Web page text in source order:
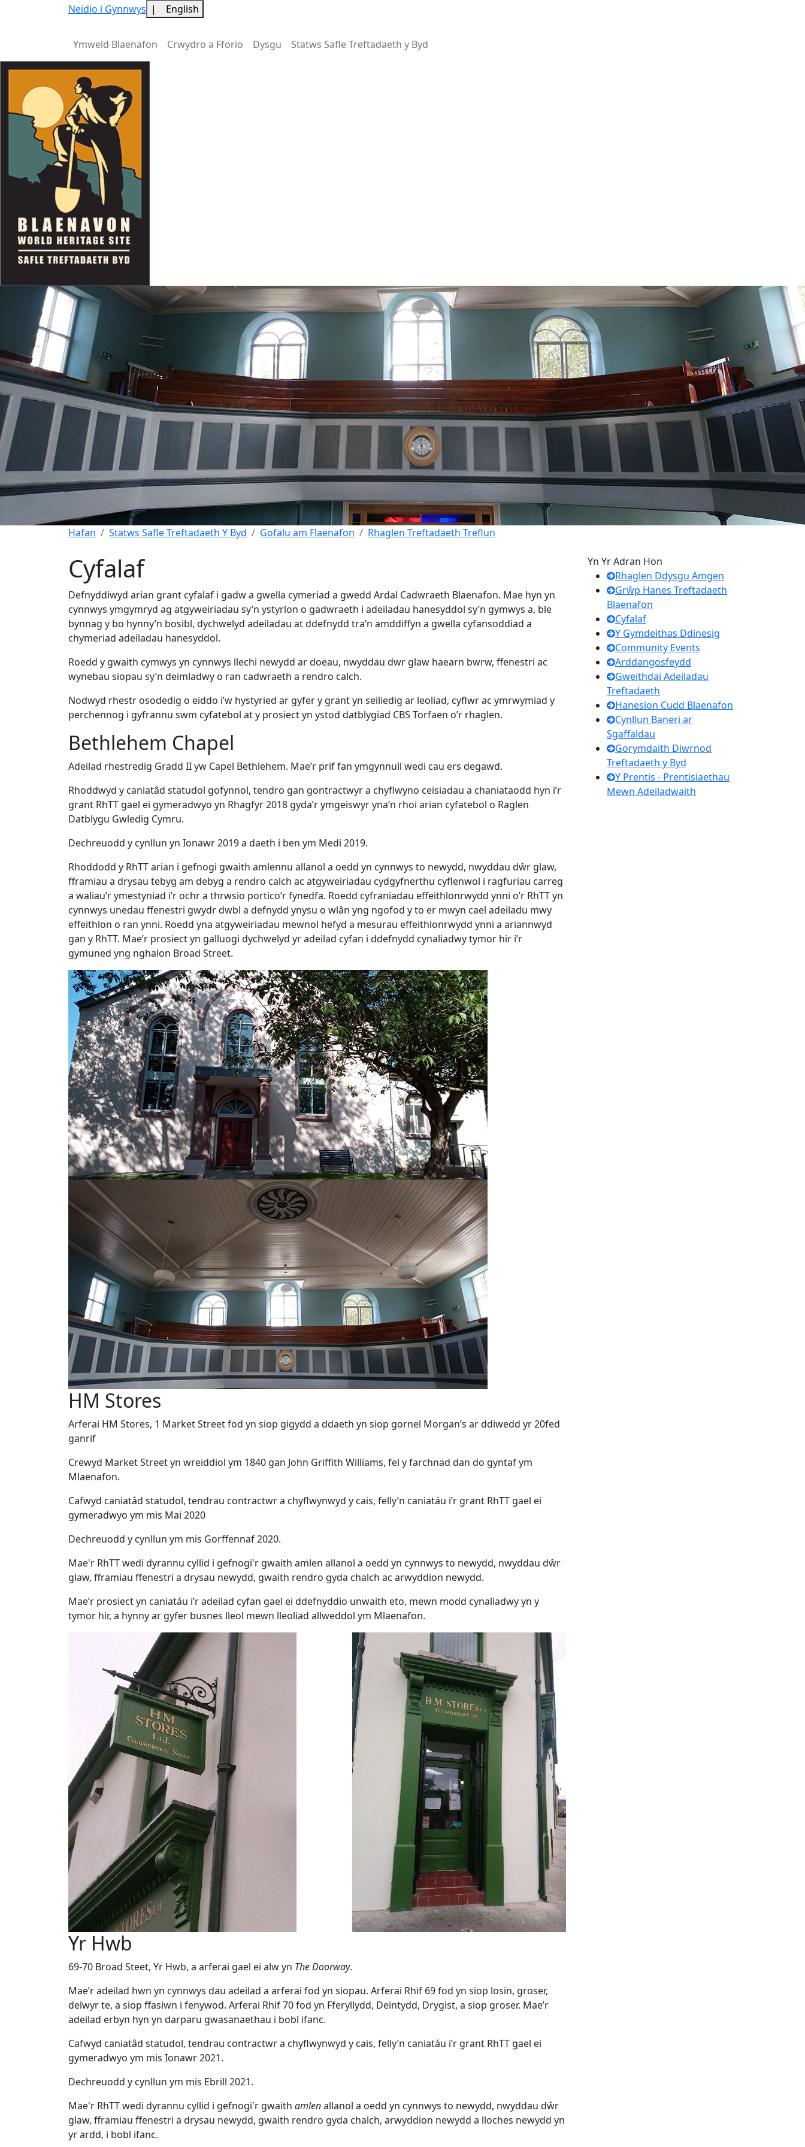
Neidio i Gynnwys | English
Ymweld Blaenafon Crwydro a Fforio Dysgu Statws Safle Treftadaeth y Byd
Hafan Statws Safle Treftadaeth Y Byd Gofalu am Flaenafon Rhaglen Treftadaeth Treflun
Cyfalaf
Defnyddiwyd arian grant cyfalaf i gadw a gwella cymeriad a gwedd Ardal Cadwraeth Blaenafon. Mae hyn yn
cynnwys ymgymryd ag atgyweiriadau sy’n ystyrlon o gadwraeth i adeiladau hanesyddol sy’n gymwys a, ble
bynnag y bo hynny’n bosibl, dychwelyd adeiladau at ddefnydd tra’n amddiffyn a gwella cyfansoddiad a
chymeriad adeiladau hanesyddol.
Roedd y gwaith cymwys yn cynnwys llechi newydd ar doeau, nwyddau dwr glaw haearn bwrw, ffenestri ac
wynebau siopau sy’n deimladwy o ran cadwraeth a rendro calch.
Nodwyd rhestr osodedig o eiddo i’w hystyried ar gyfer y grant yn seiliedig ar leoliad, cyflwr ac ymrwymiad y
perchennog i gyfrannu swm cyfatebol at y prosiect yn ystod datblygiad CBS Torfaen o’r rhaglen.
Bethlehem Chapel
Adeilad rhestredig Gradd II yw Capel Bethlehem. Mae’r prif fan ymgynnull wedi cau ers degawd.
Rhoddwyd y caniatâd statudol gofynnol, tendro gan gontractwyr a chyflwyno ceisiadau a chaniataodd hyn i’r
grant RhTT gael ei gymeradwyo yn Rhagfyr 2018 gyda’r ymgeiswyr yna’n rhoi arian cyfatebol o Raglen
Datblygu Gwledig Cymru.
Dechreuodd y cynllun yn Ionawr 2019 a daeth i ben ym Medi 2019.
Rhoddodd y RhTT arian i gefnogi gwaith amlennu allanol a oedd yn cynnwys to newydd, nwyddau dŵr glaw,
fframiau a drysau tebyg am debyg a rendro calch ac atgyweiriadau cydgyfnerthu cyflenwol i ragfuriau carreg
a waliau’r ymestyniad i’r ochr a thrwsio portico’r fynedfa. Roedd cyfraniadau effeithlonrwydd ynni o’r RhTT yn
cynnwys unedau ffenestri gwydr dwbl a defnydd ynysu o wlân yng ngofod y to er mwyn cael adeiladu mwy
effeithlon o ran ynni. Roedd yna atgyweiriadau mewnol hefyd a mesurau effeithlonrwydd ynni a ariannwyd
gan y RhTT. Mae’r prosiect yn galluogi dychwelyd yr adeilad cyfan i ddefnydd cynaliadwy tymor hir i’r
gymuned yng nghalon Broad Street.
HM Stores
Arferai HM Stores, 1 Market Street fod yn siop gigydd a ddaeth yn siop gornel Morgan’s ar ddiwedd yr 20fed
ganrif
Crëwyd Market Street yn wreiddiol ym 1840 gan John Griffith Williams, fel y farchnad dan do gyntaf ym
Mlaenafon.
Cafwyd caniatâd statudol, tendrau contractwr a chyflwynwyd y cais, felly’n caniatáu i’r grant RhTT gael ei
gymeradwyo ym mis Mai 2020
Dechreuodd y cynllun ym mis Gorffennaf 2020.
Mae'r RhTT wedi dyrannu cyllid i gefnogi'r gwaith amlen allanol a oedd yn cynnwys to newydd, nwyddau dŵr
glaw, fframiau ffenestri a drysau newydd, gwaith rendro gyda chalch ac arwyddion newydd.
Mae’r prosiect yn caniatáu i’r adeilad cyfan gael ei ddefnyddio unwaith eto, mewn modd cynaliadwy yn y
tymor hir, a hynny ar gyfer busnes lleol mewn lleoliad allweddol ym Mlaenafon.
Yr Hwb
69-70 Broad Steet, Yr Hwb, a arferai gael ei alw yn The Doorway.
Mae’r adeilad hwn yn cynnwys dau adeilad a arferai fod yn siopau. Arferai Rhif 69 fod yn siop losin, groser,
delwyr te, a siop ffasiwn i fenywod. Arferai Rhif 70 fod yn Fferyllydd, Deintydd, Drygist, a siop groser. Mae’r
adeilad erbyn hyn yn darparu gwasanaethau i bobl ifanc.
Cafwyd caniatâd statudol, tendrau contractwr a chyflwynwyd y cais, felly’n caniatáu i’r grant RhTT gael ei
gymeradwyo ym mis Ionawr 2021.
Dechreuodd y cynllun ym mis Ebrill 2021.
Mae'r RhTT wedi dyrannu cyllid i gefnogi'r gwaith amlenallanol a oedd yn cynnwys to newydd, nwyddau dŵr
glaw, fframiau ffenestri a drysau newydd, gwaith rendro gyda chalch, arwyddion newydd a lloches newydd yn
yr ardd, i bobl ifanc.
Yn Yr Adran Hon
Rhaglen Ddysgu Amgen
Grŵp Hanes Treftadaeth
Blaenafon
Cyfalaf
Y Gymdeithas Ddinesig
Community Events
Arddangosfeydd
Gweithdai Adeiladau
Treftadaeth
Hanesion Cudd Blaenafon
Cynllun Baneri ar
Sgaffaldau
Gorymdaith Diwrnod
Treftadaeth y Byd
Y Prentis - Prentisiaethau
Mewn Adeiladwaith